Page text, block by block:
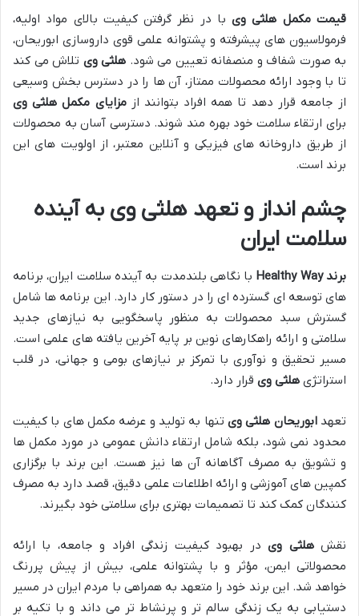
قیمت مکمل هلثی ویبا در نظر گرفتن کیفیت بالای مواد اولیه،
فرمولاسیون های پیشرفته و پشتوانه علمی قوی داروسازی ابوریحان،
به صورت شفاف و منصفانه تعیین می شود. هلثی وی تلاش می کند
تا با وجود ارائه محصولات ممتاز، آن ها را در دسترس بخش وسیعی
از جامعه قرار دهد تا همه افراد بتوانند ازمزایای مکمل هلثی وی
برای ارتقاء سلامت خود بهره مند شوند. دسترسی آسان به محصولات
از طریق داروخانه های فیزیکی و آنلاین معتبر، از اولویت های این
برند است.
چشم انداز و تعهد هلثی وی به آینده
سلامت ایران
برند Healthy Way
با نگاهی بلندمدت به آینده سلامت ایران، برنامه
های توسعه ای گسترده ای را در دستور کار دارد. این برنامه ها شامل
گسترش سبد محصولات به منظور پاسخگویی به نیازهای جدید
سلامتی و ارائه راهکارهای نوین بر پایه آخرین یافته های علمی است.
مسیر تحقیق و نوآوری با تمرکز بر نیازهای بومی و جهانی، در قلب
استراتژی هلثی وی قرار دارد.
تعهدابوریحان هلثی وی تنها به تولید و عرضه مکمل های با کیفیت
محدود نمی شود، بلکه شامل ارتقاء دانش عمومی در مورد مکمل ها
و تشویق به مصرف آگاهانه آن ها نیز هست. این برند با برگزاری
کمپین های آموزشی و ارائه اطلاعات علمی دقیق، قصد دارد به مصرف
کنندگان کمک کند تا تصمیمات بهتری برای سلامتی خود بگیرند.
نقشهلثی ویدر بهبود کیفیت زندگی افراد و جامعه، با ارائه
محصولاتی ایمن، مؤثر و با پشتوانه علمی، بیش از پیش پررنگ
خواهد شد. این برند خود را متعهد به همراهی با مردم ایران در مسیر
دستیابی به یک زندگی سالم تر و پرنشاط تر می داند و با تکیه بر